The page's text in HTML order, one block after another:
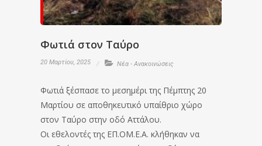
Φωτιά στον Ταύρο
20 Μαρτίου, 2025 Νέα - Ανακοινώσεις
Φωτιά ξέσπασε το μεσημέρι της Πέμπτης 20
Μαρτίου σε αποθηκευτικό υπαίθριο χώρο
στον Ταύρο στην οδό Αττάλου.
Οι εθελοντές της ΕΠ.ΟΜ.Ε.Α. κλήθηκαν να